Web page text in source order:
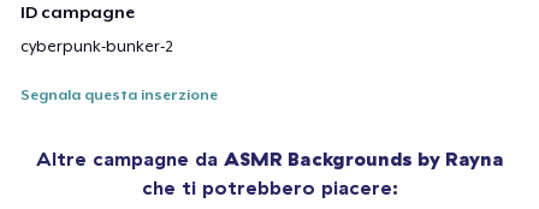
ID campagne
cyberpunk-bunker-2
Segnala questa inserzione
Altre campagne da ASMR Backgrounds by Rayna
che ti potrebbero piacere: